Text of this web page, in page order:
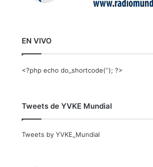
EN VIVO
<?php echo do_shortcode(‘‘); ?>
Tweets de YVKE Mundial
Tweets by YVKE_Mundial